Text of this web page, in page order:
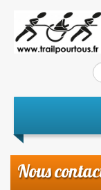
Nous